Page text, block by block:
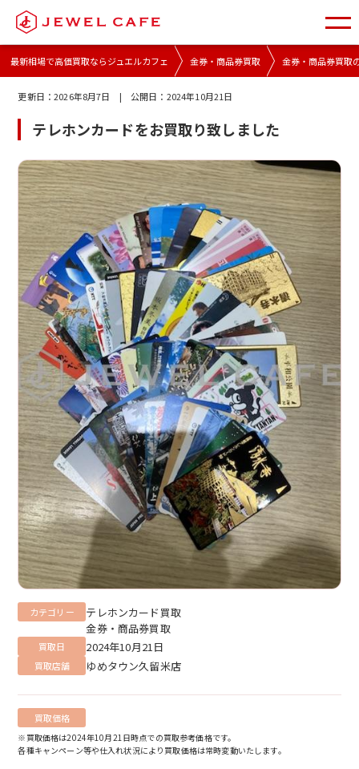
最新相場で高価買取ならジュエルカフェ 金券・商品券買取 金券・商品券買取
更新日：2026年8月7日 | 公開日： 2024年10月21日
テレホンカードをお買取り致しました
カテゴリー
テレホンカード買取
金券・商品券買取
買取日 2024年10月21日
買取店舗 ゆめタウン久留米店
買取価格
※買取価格は2024年10月21日時点での買取参考価格です。
各種キャンペーン等や仕入れ状況により買取価格は常時変動いたします。